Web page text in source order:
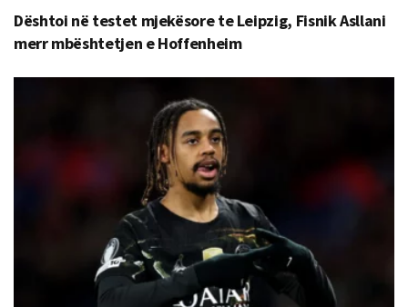
Dështoi në testet mjekësore te Leipzig, Fisnik Asllani
merr mbështetjen e Hoffenheim